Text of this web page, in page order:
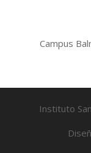
Campus
Instituto